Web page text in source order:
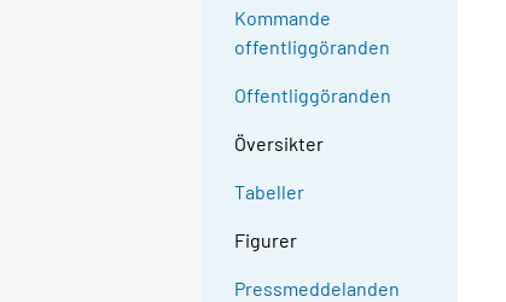
Kommande
offentliggöranden
Offentliggöranden
Översikter
Tabeller
Figurer
Pressmeddelanden